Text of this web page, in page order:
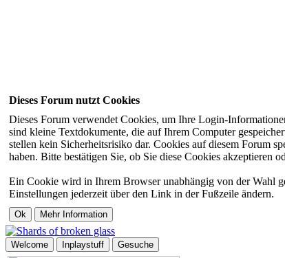
Dieses Forum nutzt Cookies
Dieses Forum verwendet Cookies, um Ihre Login-
sind kleine Textdokumente, die auf Ihrem Computer
stellen kein Sicherheitsrisiko dar. Cookies auf diesem Forum
haben. Bitte bestätigen Sie, ob Sie diese Cookies akzeptieren
Ein Cookie wird in Ihrem Browser unabhängig von der Wahl
Einstellungen jederzeit über den Link in der Fußzeile ändern.
Welcome Inplaystuff Gesuche